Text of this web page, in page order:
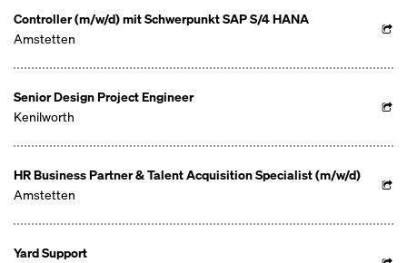
Controller (m/w/d) mit Schwerpunkt SAP S/4 HANA
Amstetten
Senior Design Project Engineer
Kenilworth
HR Business Partner & Talent Acquisition Specialist (m/w/d)
Amstetten
Yard Support